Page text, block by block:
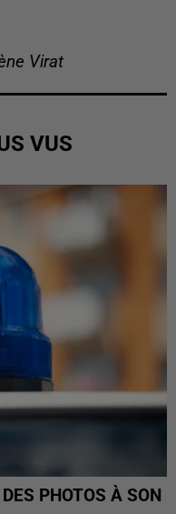
Virat
VUS
PHOTOS À SON